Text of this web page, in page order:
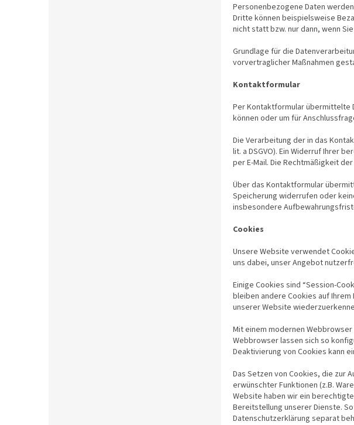
Personenbezogene Daten
Dritte können beispielsweise
nicht statt bzw. nur dann, wenn
Grundlage für die
vorvertraglicher Maßnahmen
Kontaktformular
Per Kontaktformular übermittelte
können oder um für
Die Verarbeitung der in das
lit. a DSGVO). Ein Widerruf Ihrer
per E-Mail. Die Rechtmäßigkeit
Über das Kontaktformular
Speicherung widerrufen oder
insbesondere
Cookies
Unsere Website verwendet
uns dabei, unser Angebot
Einige Cookies sind “Session-
bleiben andere Cookies auf
unserer Website
Mit einem modernen
Webbrowser lassen sich so
Deaktivierung von Cookies kann
Das Setzen von Cookies, die zur
erwünschter Funktionen (z.B.
Website haben wir ein
Bereitstellung unserer Dienste.
Datenschutzerklärung separat